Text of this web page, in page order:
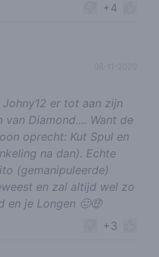
+4
er tot aan zijn
Diamond.... Want de
oprecht: Kut Spul en
na dan). Echte
(gemanipuleerde)
en zal altijd wel zo
en je Longen 🤢🤑
+3